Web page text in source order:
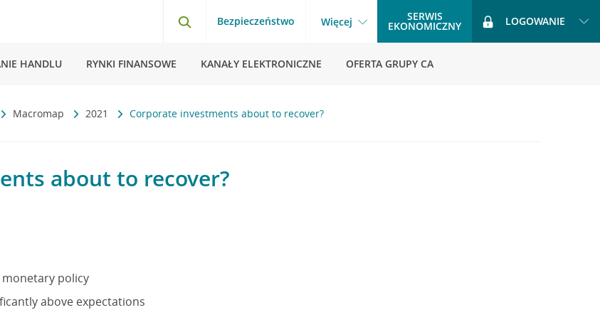
Bezpieczeństwo Więcej SERWIS
EKONOMICZNY LOGOWANIE
HANDLU RYNKI FINANSOWE KANAŁY ELEKTRONICZNE OFERTA GRUPY CA
Macromap 2021 Corporate investments about to recover?
about to recover?
policy
above expectations